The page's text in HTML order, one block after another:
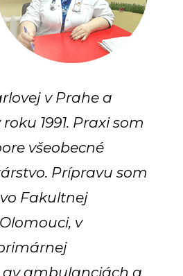
v Prahe a
1991. Praxi som
všeobecné
Prípravu som
Fakultnej
v
ambulanciách a